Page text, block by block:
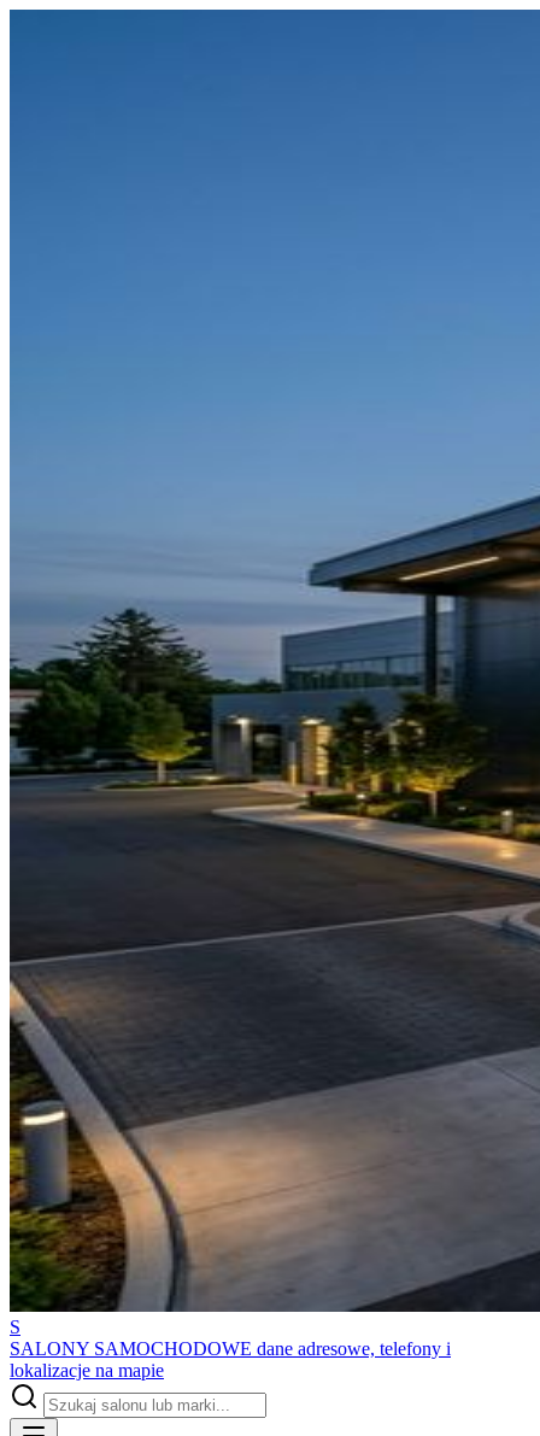
S
SALONY SAMOCHODOWE dane adresowe, telefony i
lokalizacje na mapie